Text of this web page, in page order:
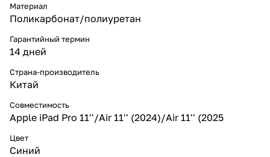
Материал
Поликарбонат/полиуретан
Гарантийный термин
14 дней
Страна-производитель
Китай
Совместимость
Apple iPad Pro 11''/Air 11'' (2024)/Air 11'' (2025
Цвет
Синий